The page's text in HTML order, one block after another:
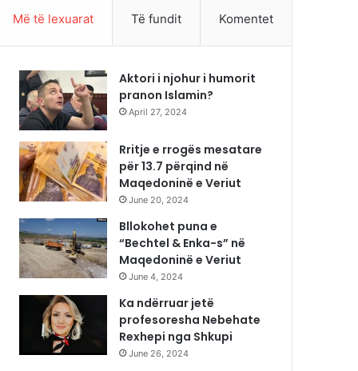
Më të lexuarat Të fundit Komentet
Aktori i njohur i humorit
pranon Islamin?
April 27, 2024
Rritje e rrogës mesatare
për 13.7 përqind në
Maqedoninë e Veriut
June 20, 2024
Bllokohet puna e
“Bechtel & Enka-s” në
Maqedoninë e Veriut
June 4, 2024
Ka ndërruar jetë
profesoresha Nebehate
Rexhepi nga Shkupi
June 26, 2024